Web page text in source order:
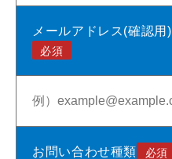
メールアドレス(確認用)
お問い合わせ種類